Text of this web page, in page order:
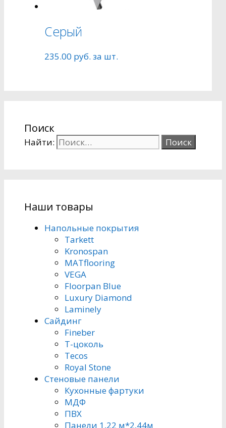
Серый
235.00 руб. за шт.
Поиск
Найти:
Наши товары
Напольные покрытия
Tarkett
Kronospan
MATflooring
VEGA
Floorpan Blue
Luxury Diamond
Laminely
Сайдинг
Fineber
Т-цоколь
Tecos
Royal Stone
Стеновые панели
Кухонные фартуки
МДФ
ПВХ
Панели 1,22 м*2,44м